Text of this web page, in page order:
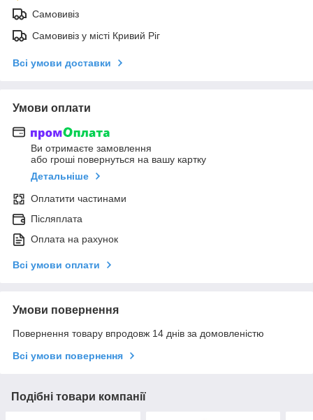
Самовивіз
Самовивіз у місті Кривий Ріг
Всі умови доставки
Умови оплати
Ви отримаєте замовлення
або гроші повернуться на вашу картку
Детальніше
Оплатити частинами
Післяплата
Оплата на рахунок
Всі умови оплати
Умови повернення
Повернення товару впродовж 14 днів за домовленістю
Всі умови повернення
Подібні товари компанії